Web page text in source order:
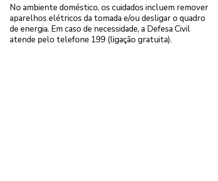
No ambiente doméstico, os cuidados incluem remover
aparelhos elétricos da tomada e/ou desligar o quadro
de energia. Em caso de necessidade, a Defesa Civil
atende pelo telefone 199 (ligação gratuita).